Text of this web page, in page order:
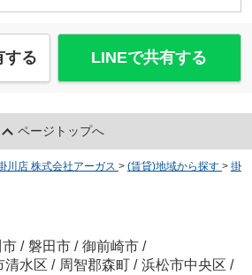
する LINEで共有する
ページトップへ
川店 株式会社アーガス > (賃貸)地域から探す > 掛
市 / 磐田市 / 御前崎市 /
清水区 / 周智郡森町 / 浜松市中央区 /